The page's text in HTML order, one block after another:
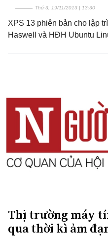
Thứ 3, 19/11/2013 | 13:30
XPS 13 phiên bản cho lập
Haswell và HĐH Ubuntu
Thị trường máy
qua thời kì ảm